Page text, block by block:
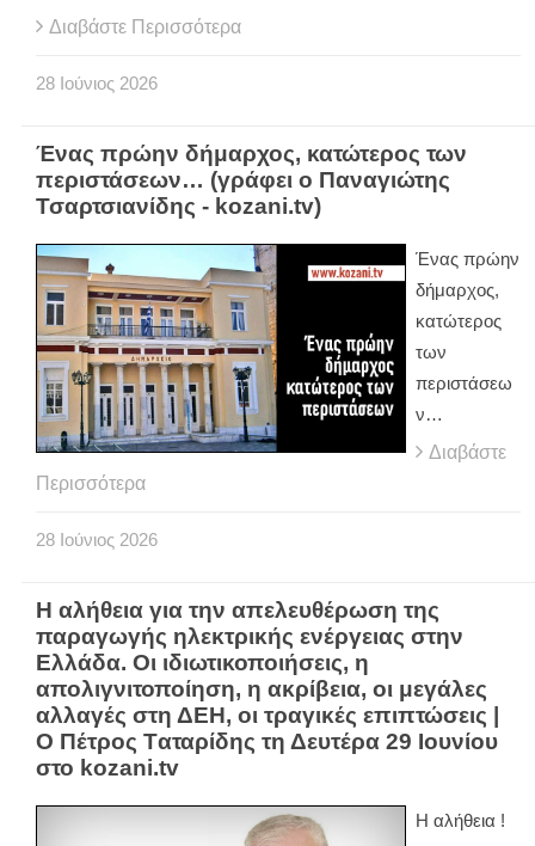
Διαβάστε Περισσότερα
28 Ιούνιος 2026
Ένας πρώην δήμαρχος, κατώτερος των
περιστάσεων… (γράφει ο Παναγιώτης
Τσαρτσιανίδης - kozani.tv)
Ένας πρώην
δήμαρχος,
κατώτερος
των
περιστάσεω
ν…
Διαβάστε
Περισσότερα
28 Ιούνιος 2026
Η αλήθεια για την απελευθέρωση της
παραγωγής ηλεκτρικής ενέργειας στην
Ελλάδα. Οι ιδιωτικοποιήσεις, η
απολιγνιτοποίηση, η ακρίβεια, οι μεγάλες
αλλαγές στη ΔΕΗ, οι τραγικές επιπτώσεις |
Ο Πέτρος Tαταρίδης τη Δευτέρα 29 Ιουνίου
στο kozani.tv
Η αλήθεια !